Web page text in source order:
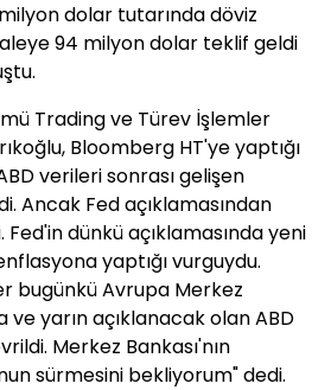
dolar tutarında döviz
94 milyon dolar teklif geldi
Trading ve Türev İşlemler
Bloomberg HT'ye yaptığı
verileri sonrası gelişen
Ancak Fed açıklamasından
dünkü açıklamasında yeni
yaptığı vurguydu.
bugünkü Avrupa Merkez
ve yarın açıklanacak olan ABD
Merkez Bankası'nın
sürmesini bekliyorum" dedi.